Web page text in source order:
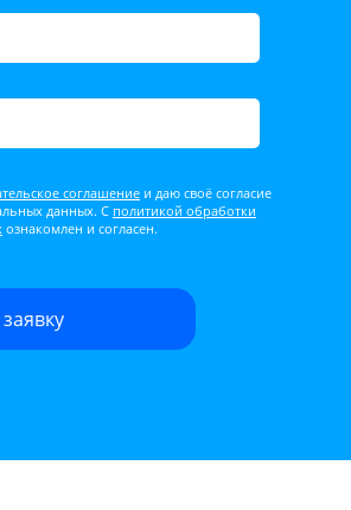
соглашение и даю своё согласие
данных. С политикой обработки
ознакомлен и согласен.